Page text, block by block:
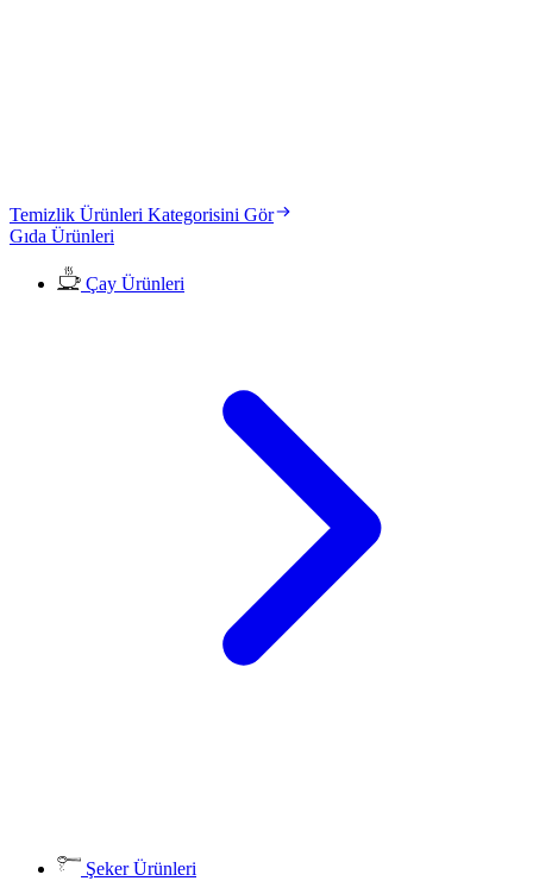
Temizlik Ürünleri Kategorisini Gör
Gıda Ürünleri
Çay Ürünleri
Şeker Ürünleri